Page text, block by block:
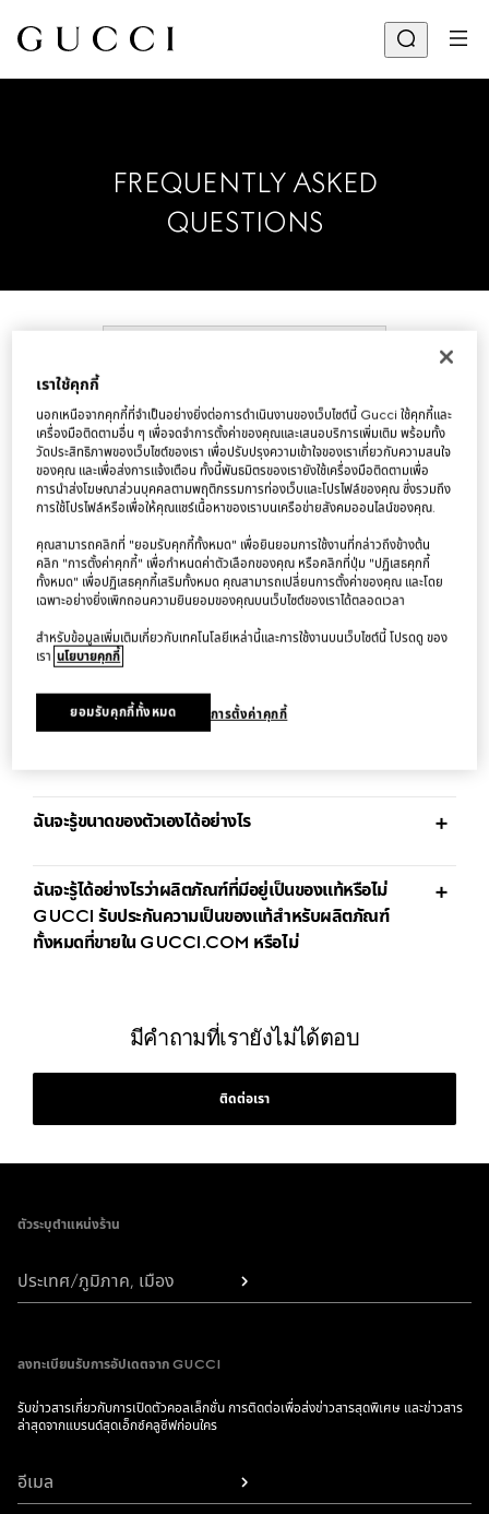
FREQUENTLY ASKED
QUESTIONS
ข้อมูลผลิตภัณฑ์
ขยายทั้งหมด
ผลิตภัณฑ์ที่สามารถสั่งซื้อใน GUCCI.COM มีอะไรบ้าง
หากไม่มีสินค้าพร้อมจำหน่ายจะต้องทำอย่างไร
ฉันจะรู้ขนาดของตัวเองได้อย่างไร
ฉันจะรู้ได้อย่างไรว่าผลิตภัณฑ์ที่มีอยู่เป็นของแท้หรือไม่
GUCCI รับประกันความเป็นของแท้สำหรับผลิตภัณฑ์
ทั้งหมดที่ขายใน GUCCI.COM หรือไม่
มีคำถามที่เรายังไม่ได้ตอบ
ติดต่อเรา
Footer
ตัวระบุตำแหน่งร้าน
ประเทศ/ภูมิภาค, เมือง
ลงทะเบียนรับการอัปเดตจาก GUCCI
รับข่าวสารเกี่ยวกับการเปิดตัวคอลเล็กชั่น การติดต่อเพื่อส่งข่าวสารสุดพิเศษ และข่าวสาร
ล่าสุดจากแบรนด์สุดเอ็กซ์คลูซีฟก่อนใคร
อีเมล
เราใช้คุกกี้
นอกเหนือจากคุกกี้ที่จำเป็นอย่างยิ่งต่อการดำเนินงานของเว็บไซต์นี้ Gucci ใช้คุกกี้และ
เครื่องมือติดตามอื่น ๆ เพื่อจดจำการตั้งค่าของคุณและเสนอบริการเพิ่มเติม พร้อมทั้ง
วัดประสิทธิภาพของเว็บไซต์ของเรา เพื่อปรับปรุงความเข้าใจของเราเกี่ยวกับความสนใจ
ของคุณ และเพื่อส่งการแจ้งเตือน ทั้งนี้พันธมิตรของเรายังใช้เครื่องมือติดตามเพื่อ
การนำส่งโฆษณาส่วนบุคคลตามพฤติกรรมการท่องเว็บและโปรไฟล์ของคุณ ซึ่งรวมถึง
การใช้โปรไฟล์หรือเพื่อให้คุณแชร์เนื้อหาของเราบนเครือข่ายสังคมออนไลน์ของคุณ.
คุณสามารถคลิกที่ "ยอมรับคุกกี้ทั้งหมด" เพื่อยินยอมการใช้งานที่กล่าวถึงข้างต้น
คลิก "การตั้งค่าคุกกี้" เพื่อกำหนดค่าตัวเลือกของคุณ หรือคลิกที่ปุ่ม "ปฏิเสธคุกกี้
ทั้งหมด" เพื่อปฏิเสธคุกกี้เสริมทั้งหมด คุณสามารถเปลี่ยนการตั้งค่าของคุณ และโดย
เฉพาะอย่างยิ่งเพิกถอนความยินยอมของคุณบนเว็บไซต์ของเราได้ตลอดเวลา
สำหรับข้อมูลเพิ่มเติมเกี่ยวกับเทคโนโลยีเหล่านี้และการใช้งานบนเว็บไซต์นี้ โปรดดู ของ
เรา นโยบายคุกกี้
การตั้งค่าคุกกี้
ยอมรับคุกกี้ทั้งหมด